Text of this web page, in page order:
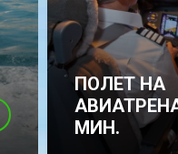
ПОЛЕТ НА
МИН.